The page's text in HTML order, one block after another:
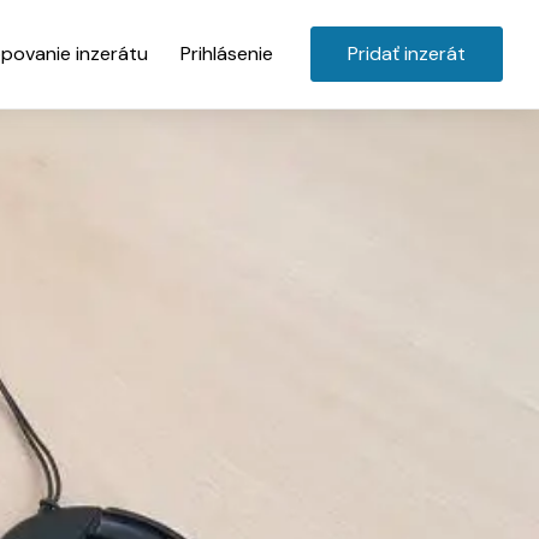
inzerátu Prihlásenie Pridať inzerát